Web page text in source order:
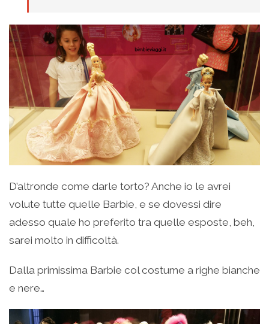
D’altronde come darle torto? Anche io le avrei
volute tutte quelle Barbie, e se dovessi dire
adesso quale ho preferito tra quelle esposte, beh,
sarei molto in difficoltà.
Dalla primissima Barbie col costume a righe bianche
e nere…